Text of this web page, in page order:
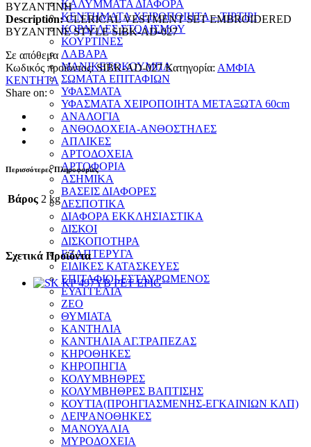
ΚΑΛΥΜΜΑΤΑ ΔΙΑΦΟΡΑ
ΚΕΝΤΗΜΑΤΑ ΧΕΙΡΟΠΟΙΗΤΑ – ΤΙΡΤΙΡΙ
ΚΟΡΔΕΛΕΣ ΣΤΟΛΙΣΜΟΥ
ΚΟΥΡΤΙΝΕΣ
ΛΑΒΑΡΑ
ΜΑΝΙΚΕΤΟΚΟΥΜΠΑ
ΣΩΜΑΤΑ ΕΠΙΤΑΦΙΩΝ
ΥΦΑΣΜΑΤΑ
ΥΦΑΣΜΑΤΑ ΧΕΙΡΟΠΟΙΗΤΑ ΜΕΤΑΞΩΤΑ 60cm
ΑΝΑΛΟΓΙΑ
ΑΝΘΟΔΟΧΕΙΑ-ΑΝΘΟΣΤΗΛΕΣ
ΑΠΛΙΚΕΣ
ΑΡΤΟΔΟΧΕΙΑ
ΑΡΤΟΦΟΡΙΑ
ΑΣΗΜΙΚΑ
ΒΑΣΕΙΣ ΔΙΑΦΟΡΕΣ
ΔΕΣΠΟΤΙΚΑ
ΔΙΑΦΟΡΑ ΕΚΚΛΗΣΙΑΣΤΙΚΑ
ΔΙΣΚΟΙ
ΔΙΣΚΟΠΟΤΗΡΑ
ΕΞΑΠΤΕΡΥΓΑ
ΕΙΔΙΚΕΣ ΚΑΤΑΣΚΕΥΕΣ
ΕΠΙΤΑΦΙΟΙ-ΕΣΤΑΥΡΩΜΕΝΟΣ
ΕΥΑΓΓΕΛΙΑ
ΖΕΟ
ΘΥΜΙΑΤΑ
ΚΑΝΤΗΛΙΑ
ΚΑΝΤΗΛΙΑ ΑΓ.ΤΡΑΠΕΖΑΣ
ΚΗΡΟΘΗΚΕΣ
ΚΗΡΟΠΗΓΙΑ
ΚΟΛΥΜΒΗΘΡΕΣ
ΚΟΛΥΜΒΗΘΡΕΣ ΒΑΠΤΙΣΗΣ
ΚΟΥΤΙΑ(ΠΡΟΗΓΙΑΣΜΕΝΗΣ-ΕΓΚΑΙΝΙΩΝ ΚΛΠ)
ΛΕΙΨΑΝΟΘΗΚΕΣ
ΜΑΝΟΥΑΛΙΑ
ΜΥΡΟΔΟΧΕΙΑ
ΒΥΖΑΝΤΙΝΗ
Description:CLERICAL VESTMENT SET EMBROIDERED
BYZANTINE STYLE SIBK-AD-027
Σε απόθεμα
Κωδικός προϊόντος:SIBK-AD-027 Κατηγορία: ΑΜΦΙΑ
ΚΕΝΤΗΤΑ
Share on:
Περισσότερες Πληροφορίες
Βάρος 2 kg
Σχετικά Προϊόντα